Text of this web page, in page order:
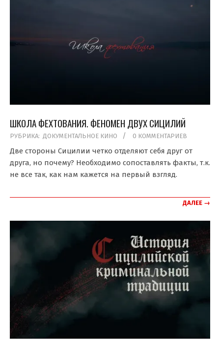
ШКОЛА ФЕХТОВАНИЯ. ФЕНОМЕН ДВУХ СИЦИЛИЙ
2020-
РУБРИКА: ДОКУМЕНТАЛЬНОЕ КИНО 0 КОММЕНТАРИЕВ
Две стороны Сицилии четко отделяют себя друг от
друга, но почему? Необходимо сопоставлять факты, т.к.
не все так, как нам кажется на первый взгляд.
ДАЛЕЕ →